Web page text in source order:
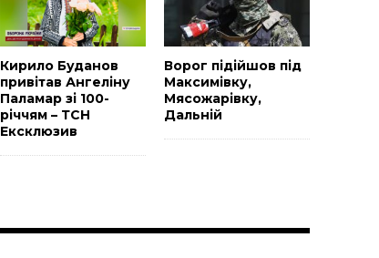
Кирило Буданов
привітав Ангеліну
Паламар зі 100-
річчям – ТСН
Ексклюзив
Ворог підійшов під
Максимівку,
Мясожарівку,
Дальній